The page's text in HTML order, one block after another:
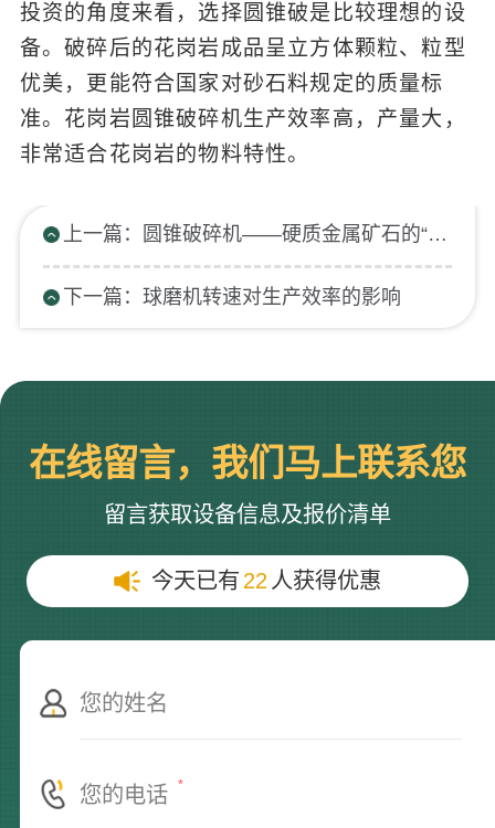
投资的角度来看，选择圆锥破是比较理想的设
备。破碎后的花岗岩成品呈立方体颗粒、粒型
优美，更能符合国家对砂石料规定的质量标
准。花岗岩圆锥破碎机生产效率高，产量大，
非常适合花岗岩的物料特性。
上一篇：圆锥破碎机——硬质金属矿石的“克星”
下一篇：球磨机转速对生产效率的影响
在线留言，我们马上联系您
留言获取设备信息及报价清单
今天已有 22 人获得优惠
*